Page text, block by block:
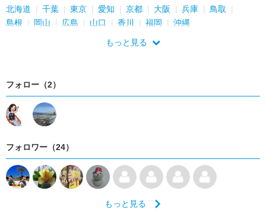
北海道 千葉 東京 愛知 京都 大阪 兵庫
鳥取
島根
岡山 広島 山口 香川 福岡 沖縄
もっと見る
フォロー（2）
フォロワー（24）
もっと見る